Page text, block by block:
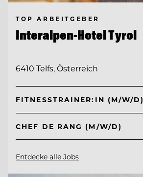
TOP ARBEITGEBER
Interalpen-Hotel Tyrol
6410 Telfs, Österreich
FITNESSTRAINER:IN (M/W/D)
CHEF DE RANG (M/W/D)
Entdecke alle Jobs